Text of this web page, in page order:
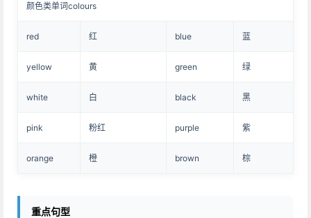
颜色类单词colours
red 红 blue 蓝
yellow 黄 green 绿
white 白 black 黑
pink 粉红 purple 紫
orange 橙 brown 棕
重点句型